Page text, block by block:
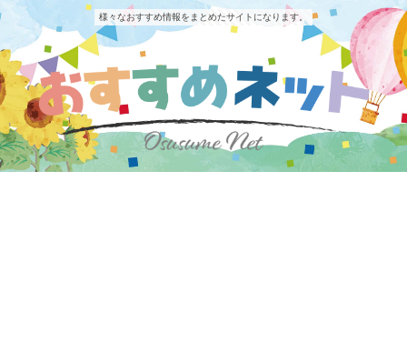
様々なおすすめ情報をまとめたサイトになります。